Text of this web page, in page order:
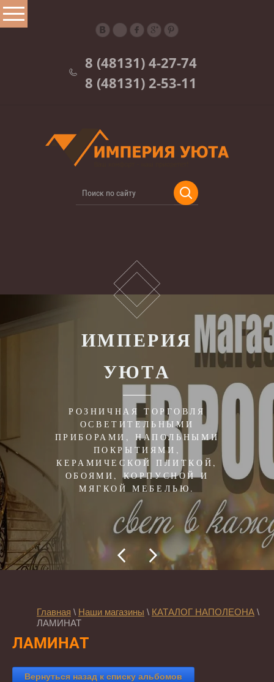
8 (48131) 4-27-74
8 (48131) 2-53-11
ИМПЕРИЯ
УЮТА
РОЗНИЧНАЯ ТОРГОВЛЯ
ОСВЕТИТЕЛЬНЫМИ
ПРИБОРАМИ, НАПОЛЬНЫМИ
ПОКРЫТИЯМИ,
КЕРАМИЧЕСКОЙ ПЛИТКОЙ,
ОБОЯМИ, КОРПУСНОЙ И
МЯГКОЙ МЕБЕЛЬЮ.
Главная \ Наши магазины \ КАТАЛОГ НАПОЛЕОНА \
ЛАМИНАТ
ЛАМИНАТ
Вернуться назад к списку альбомов